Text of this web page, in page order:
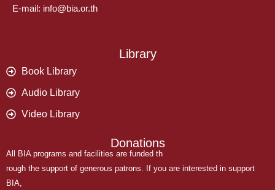
E-mail: info@bia.or.th
Library
Book Library
Audio Library
Video Library
Donations
All BIA programs and facilities are funded th
rough the support of generous patrons. If you are interested in support
BIA,